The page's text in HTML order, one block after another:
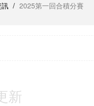
/ 2025第一回合積分賽
新